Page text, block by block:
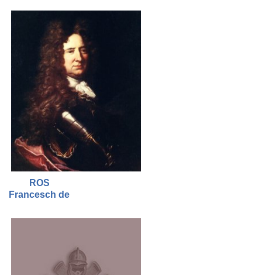
ROS
Francesch de